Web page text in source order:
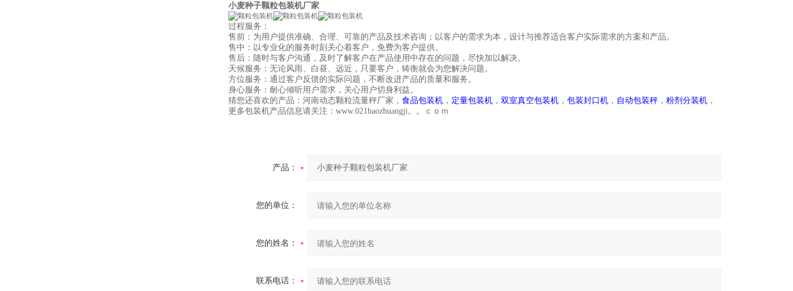
小麦种子颗粒包装机厂家
过程服务：
售前：为用户提供准确、合理、可靠的产品及技术咨询；以客户的需求为本，设计与推荐适合客户实际需求的方案和产品。
售中：以专业化的服务时刻关心着客户，免费为客户提供。
售后：随时与客户沟通，及时了解客户在产品使用中存在的问题，尽快加以解决。
天候服务：无论风雨、白昼、远近，只要客户，铸衡就会为您解决问题。
方位服务：通过客户反馈的实际问题，不断改进产品的质量和服务。
身心服务：耐心倾听用户需求，关心用户切身利益。
猜您还喜欢的产品：河南动态颗粒流量秤厂家， 食品包装机 ， 定量包装机 ， 双室真空包装机 ， 包装封口机 ， 自动包装秤 ， 粉剂分装机 ，
更多包装机产品信息请关注：www.021baozhuangji。。ｃｏｍ
产品：
您的单位：
您的姓名：
联系电话：